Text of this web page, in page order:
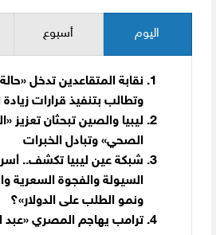
اليوم أسبوع
نقابة المتقاعدين تدخل
وتطالب بتنفيذ قرارات
ليبيا والصين تبحثان تعزيز
الصحي» وتبادل الخبرات
شبكة عين ليبيا تكشف..
السيولة والفجوة السعرية
ونمو الطلب على الدولار»؟
ترامب يهاجم المصري «عبد